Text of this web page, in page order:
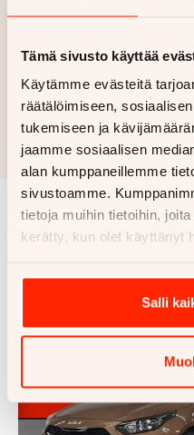
Tämä sivusto käyttää
Käytämme evästeitä
räätälöimiseen,
tukemiseen ja
jaamme sosiaalisen
alan kumppaneillemme
sivustoamme.
tietoja muihin tietoihin,
kerätty, kun olet käyttänyt
Salli
Haluan myös
Hae
Rahoituslaskelma on
luottopäätöksen
Samankaltaisia